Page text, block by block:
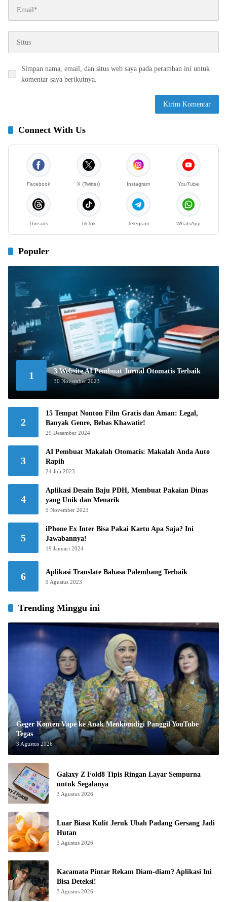
Simpan nama, email, dan situs web saya pada peramban ini untuk
komentar saya berikutnya.
Connect With Us
Facebook X (Twitter) Instagram YouTube
Threads TikTok Telegram WhatsApp
Populer
1 3 Website AI Pembuat Jurnal Otomatis Terbaik
30 November 2023
2
15 Tempat Nonton Film Gratis dan Aman: Legal,
Banyak Genre, Bebas Khawatir!
29 Desember 2024
3
AI Pembuat Makalah Otomatis: Makalah Anda Auto
Rapih
24 Juli 2023
4
Aplikasi Desain Baju PDH, Membuat Pakaian Dinas
yang Unik dan Menarik
5 November 2023
5
iPhone Ex Inter Bisa Pakai Kartu Apa Saja? Ini
Jawabannya!
19 Januari 2024
6 Aplikasi Translate Bahasa Palembang Terbaik
9 Agustus 2023
Trending Minggu ini
Geger Konten Vape ke Anak Menkomdigi Panggil YouTube
Tegas
3 Agustus 2026
Galaxy Z Fold8 Tipis Ringan Layar Sempurna
untuk Segalanya
3 Agustus 2026
Luar Biasa Kulit Jeruk Ubah Padang Gersang Jadi
Hutan
3 Agustus 2026
Kacamata Pintar Rekam Diam-diam? Aplikasi Ini
Bisa Deteksi!
3 Agustus 2026